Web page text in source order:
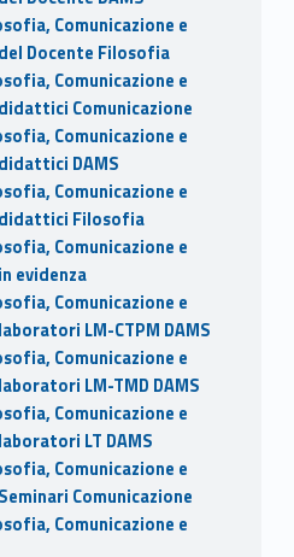
Comunicazione e
Docente Filosofia
Comunicazione e
Comunicazione
Comunicazione e
DAMS
Comunicazione e
Filosofia
Comunicazione e
evidenza
Comunicazione e
LM-CTPM DAMS
Comunicazione e
LM-TMD DAMS
Comunicazione e
LT DAMS
Comunicazione e
Comunicazione
Comunicazione e